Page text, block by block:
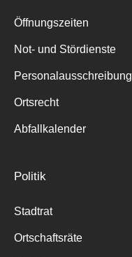
Suche
Öffnungszeiten
Not- und Stördienste
Ortsrecht
Abfallkalender
Politik
Stadtrat
Ortschaftsräte